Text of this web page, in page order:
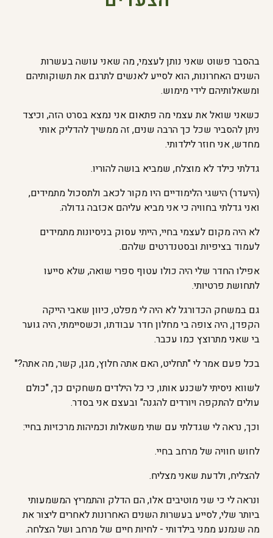
בהסבר פשוט שאני נותן לעצמי, מה שאני עושה בעשרות
השנים האחרונות, הוא לסייע לאנשים לתרגם את תשוקותיהם
ומשאלותיהם לידי מימוש.
כשאני שואל את עצמי מה פתאום אני נמצא בסרט הזה, וכיצד
ניתן להסביר שכל כך הרבה שנים, זה ממשיך להדליק אותי
מחדש, אני חוזר לילדותי.
גדלתי כילד לא מוצלח, שמביא בושה להוריו.
(היעדר) הישגי הלימודיים היו מקור לכאב ולתסכול מתמידים,
ואני גדלתי בחוויה כי אני מביא עליהם אכזבה גדולה.
לא היה מקום לעצמי בחיי, הייתי עסוק בניסיונות מתמידים
לעמוד בציפיות ובסטנדרטים שלהם.
אפילו החדר שלי היה כולו עטוף ספרי שואה, שלא סייעו
לתחושת פרטיותי.
גם במשחק הכדורגל לא היה לי מפלט, כיוון שאבי הייקה
הקפדן, היה צופה בי מחלון חדר עבודתו, וכשסיימתי, היה גוער
בי שאני מתרוצץ כמו עכבר.
בכל פעם אמר לי "תחליט, האם אתה חלוץ, מגן, קשר, מה אתה?"
לשווא ניסיתי לשכנע אותו, כי כל הילדים משחקים כך, "כולם
עולים להתקפה ויורדים להגנה" ובעצם אני בסדר.
וכך, נראה לי שגדלתי עם שתי משאלות וכמיהות מרכזיות בחיי:
לחוש חוויה של מרחב בחיי.
להצליח, ולדעת שאני מצליח.
ונראה לי כי שני מוטיבים אלו, הם הדלק והתמריץ המשמעותי
ביותר שלי, לסייע בעשרות השנים האחרונות לאחרים ליצור את
מה שנמנע ממני בילדותי - לחיות חיים של מרחב ושל הצלחה.